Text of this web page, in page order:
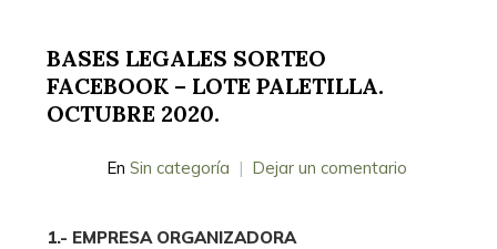
BASES LEGALES SORTEO
FACEBOOK – LOTE PALETILLA.
OCTUBRE 2020.
En Sin categoría Dejar un comentario
1.- EMPRESA ORGANIZADORA